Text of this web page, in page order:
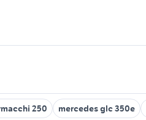
250 mercedes glc 350e